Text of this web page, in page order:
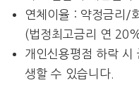
연체이율 : 약정금리/
(법정최고금리 연
개인신용평점 하락 시
생할 수 있습니다.